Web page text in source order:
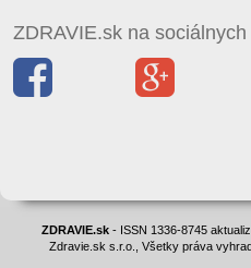
ZDRAVIE.sk na
ZDRAVIE.sk- ISSN 1336-8745
Zdravie.sk s.r.o., Všetky práva